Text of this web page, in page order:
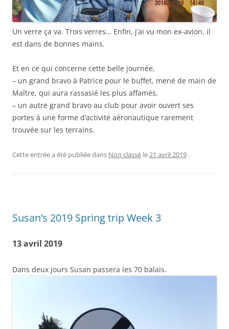
Un verre ça va. Trois verres… Enfin, j’ai vu mon ex-avion, il
est dans de bonnes mains.
Et en ce qui concerne cette belle journée,
– un grand bravo à Patrice pour le buffet, mené de main de
Maître, qui aura rassasié les plus affamés,
– un autre grand bravo au club pour avoir ouvert ses
portes à une forme d’activité aéronautique rarement
trouvée sur les terrains.
Cette entrée a été publiée dans Non classé le21 avril 2019 .
Susan’s 2019 Spring trip Week 3
13 avril 2019
Dans deux jours Susan passera les 70 balais.